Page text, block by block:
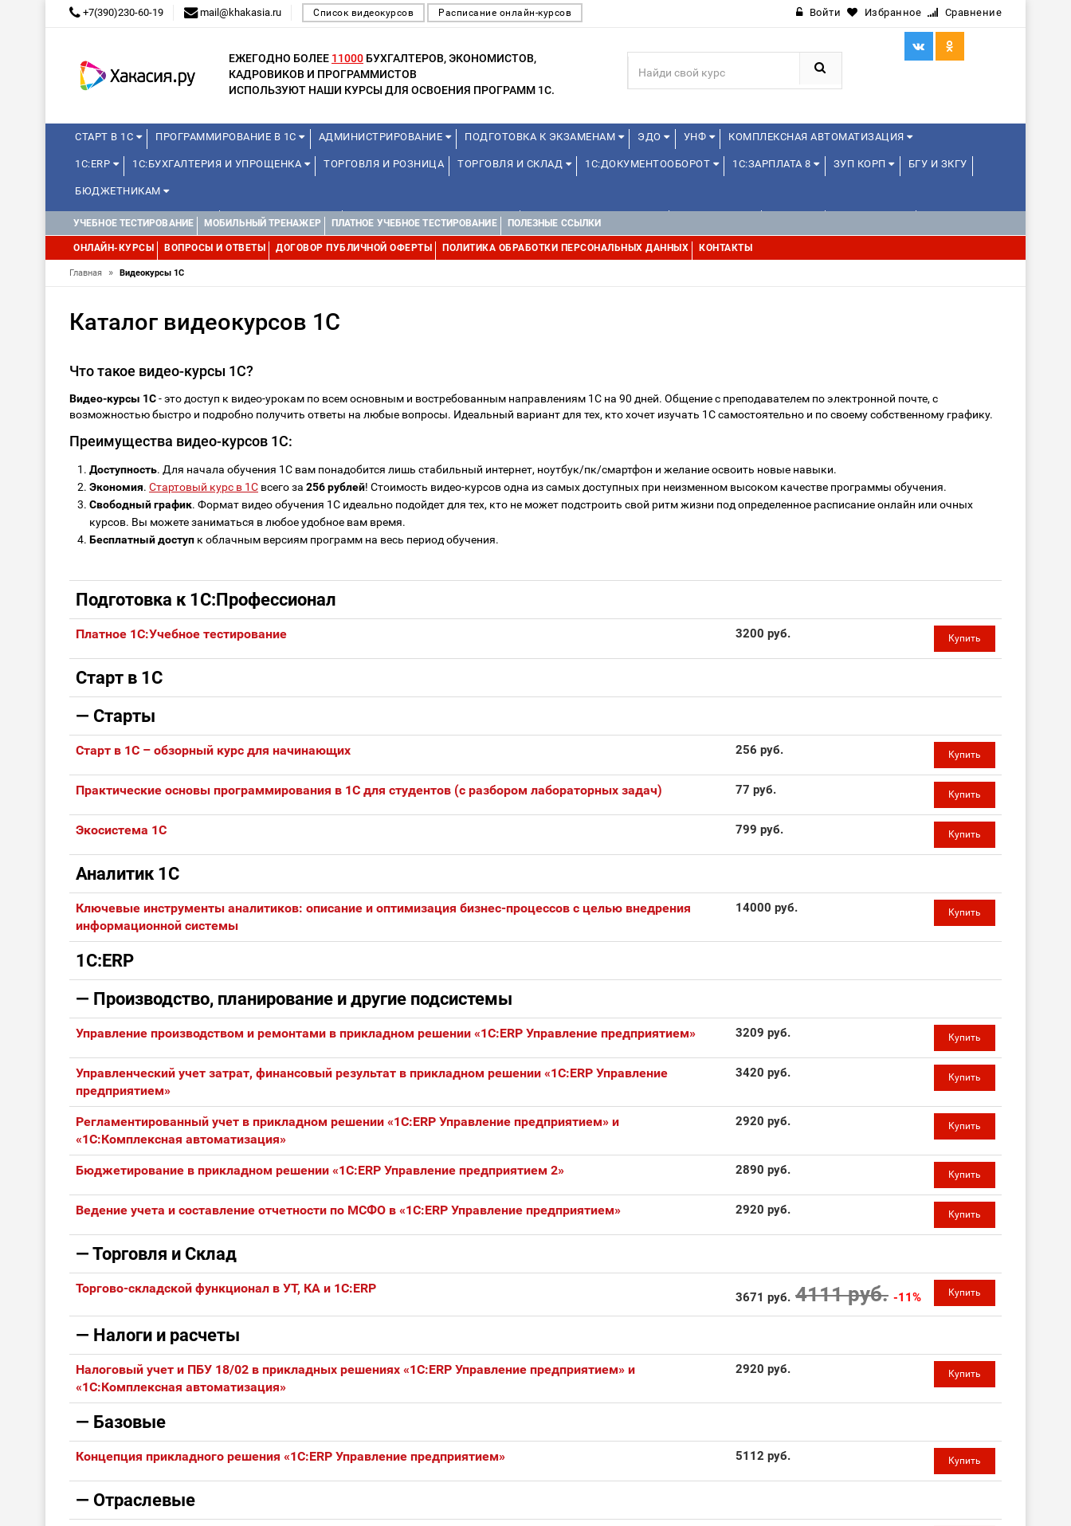
+7(390)230-60-19 mail@khakasia.ru Список видеокурсов Расписание онлайн-курсов Войти Избранное Сравнение
ЕЖЕГОДНО БОЛЕЕ 11000 БУХГАЛТЕРОВ, ЭКОНОМИСТОВ,
КАДРОВИКОВ И ПРОГРАММИСТОВ
ИСПОЛЬЗУЮТ НАШИ КУРСЫ ДЛЯ ОСВОЕНИЯ ПРОГРАММ 1С.
СТАРТ В 1С ПРОГРАММИРОВАНИЕ В 1С АДМИНИСТРИРОВАНИЕ ПОДГОТОВКА К ЭКЗАМЕНАМ ЭДО УНФ КОМПЛЕКСНАЯ АВТОМАТИЗАЦИЯ
1С:ERP 1С:БУХГАЛТЕРИЯ И УПРОЩЕНКА ТОРГОВЛЯ И РОЗНИЦА ТОРГОВЛЯ И СКЛАД 1С:ДОКУМЕНТООБОРОТ 1С:ЗАРПЛАТА 8 ЗУП КОРП БГУ И ЗКГУ
БЮДЖЕТНИКАМ
КУРСЫ ДЛЯ ШКОЛЬНИКОВ ДЛЯ ШКОЛЬНИКОВ 1С:УПРАВЛЕНИЕ ХОЛДИНГОМ УПРАВЛЕНИЕ ПРОЕКТАМИ
WEB, JAVA И ANDROID
УЧЕБНОЕ ТЕСТИРОВАНИЕ МОБИЛЬНЫЙ ТРЕНАЖЕР ПЛАТНОЕ УЧЕБНОЕ ТЕСТИРОВАНИЕ ПОЛЕЗНЫЕ ССЫЛКИ
ОНЛАЙН-КУРСЫ ВОПРОСЫ И ОТВЕТЫ ДОГОВОР ПУБЛИЧНОЙ ОФЕРТЫ ПОЛИТИКА ОБРАБОТКИ ПЕРСОНАЛЬНЫХ ДАННЫХ КОНТАКТЫ
Главная » Видеокурсы 1С
Каталог видеокурсов 1С
Что такое видео-курсы 1С?
Видео-курсы 1С- это доступ к видео-урокам по всем основным и востребованным направлениям 1С на 90 дней. Общение с преподавателем по электронной почте, с
возможностью быстро и подробно получить ответы на любые вопросы. Идеальный вариант для тех, кто хочет изучать 1С самостоятельно и по своему собственному графику.
Преимущества видео-курсов 1С:
Доступность. Для начала обучения 1С вам понадобится лишь стабильный интернет, ноутбук/пк/смартфон и желание освоить новые навыки.
Экономия. Стартовый курс в 1С всего за 256 рублей! Стоимость видео-курсов одна из самых доступных при неизменном высоком качестве программы обучения.
Свободный график. Формат видео обучения 1С идеально подойдет для тех, кто не может подстроить свой ритм жизни под определенное расписание онлайн или очных
курсов. Вы можете заниматься в любое удобное вам время.
Бесплатный доступ к облачным версиям программ на весь период обучения.
Подготовка к 1С:Профессионал
Платное 1С:Учебное тестирование 3200 руб. Купить
Старт в 1С
— Старты
Старт в 1С – обзорный курс для начинающих 256 руб. Купить
Практические основы программирования в 1С для студентов (с разбором лабораторных задач) 77 руб. Купить
Экосистема 1С 799 руб. Купить
Аналитик 1С
Ключевые инструменты аналитиков: описание и оптимизация бизнес-процессов с целью внедрения
информационной системы
14000 руб. Купить
1С:ERP
— Производство, планирование и другие подсистемы
Управление производством и ремонтами в прикладном решении «1С:ERP Управление предприятием» 3209 руб. Купить
Управленческий учет затрат, финансовый результат в прикладном решении «1С:ERP Управление
предприятием»
3420 руб. Купить
Регламентированный учет в прикладном решении «1С:ERP Управление предприятием» и
«1С:Комплексная автоматизация»
2920 руб. Купить
Бюджетирование в прикладном решении «1С:ERP Управление предприятием 2» 2890 руб. Купить
Ведение учета и составление отчетности по МСФО в «1С:ERP Управление предприятием» 2920 руб. Купить
— Торговля и Склaд
Торгово-складской функционал в УТ, КА и 1С:ERP
3671 руб. 4111 руб. -11% Купить
— Налоги и расчеты
Налоговый учет и ПБУ 18/02 в прикладных решениях «1С:ERP Управление предприятием» и
«1С:Комплексная автоматизация»
2920 руб. Купить
— Базовые
Концепция прикладного решения «1С:ERP Управление предприятием» 5112 руб. Купить
— Отраслевые